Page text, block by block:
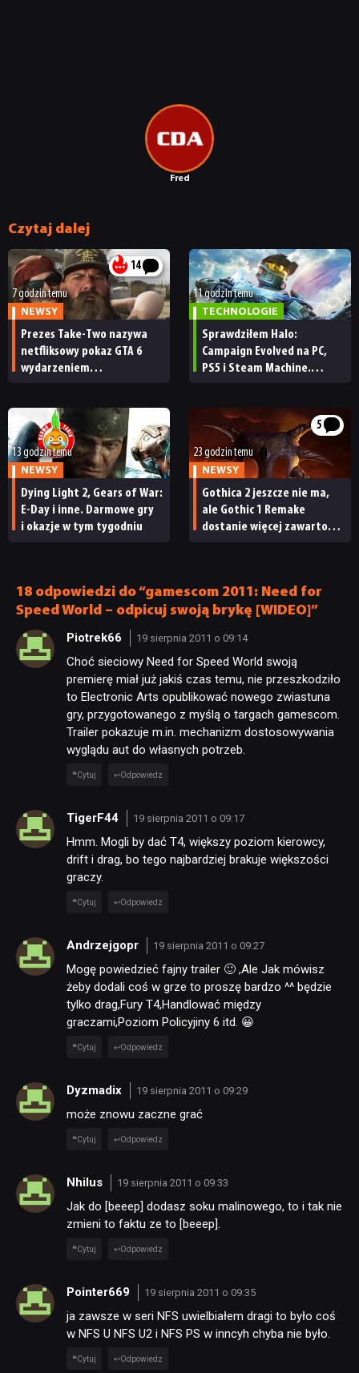
RECENZJE
KULTURA
Fred
Czytaj dalej
14
7 godzin temu
NEWSY
Prezes Take-Two nazywa
netfliksowy pokaz GTA 6
wydarzeniem
ma subskrybentów
11 godzin temu
TECHNOLOGIE
Sprawdziłem Halo:
Campaign Evolved na PC,
PS5 i Steam Machine.
[RECENZJA TECHNICZNA]
13 godzin temu
NEWSY
Dying Light 2, Gears of War:
E-Day i inne. Darmowe gry
i okazje w tym tygodniu
5
23 godzin temu
NEWSY
Gothica 2 jeszcze nie ma,
ale Gothic 1 Remake
dostanie więcej zawartości.
18 odpowiedzi do “gamescom 2011: Need for
Speed World – odpicuj swoją brykę [WIDEO]”
Piotrek66 19 sierpnia 2011 o 09:14
Choć sieciowy Need for Speed World swoją
premierę miał już jakiś czas temu, nie przeszkodziło
to Electronic Arts opublikować nowego zwiastuna
gry, przygotowanego z myślą o targach gamescom.
Trailer pokazuje m.in. mechanizm dostosowywania
wyglądu aut do własnych potrzeb.
Cytuj Odpowiedz
TigerF44 19 sierpnia 2011 o 09:17
Hmm. Mogli by dać T4, większy poziom kierowcy,
drift i drag, bo tego najbardziej brakuje większości
graczy.
Cytuj Odpowiedz
Andrzejgopr 19 sierpnia 2011 o 09:27
Mogę powiedzieć fajny trailer 🙂 ,Ale Jak mówisz
żeby dodali coś w grze to proszę bardzo ^^ będzie
tylko drag,Fury T4,Handlować między
graczami,Poziom Policyjiny 6 itd. 😀
Cytuj Odpowiedz
Dyzmadix 19 sierpnia 2011 o 09:29
może znowu zaczne grać
Cytuj Odpowiedz
Nhilus 19 sierpnia 2011 o 09:33
Jak do [beeep] dodasz soku malinowego, to i tak nie
zmieni to faktu ze to [beeep].
Cytuj Odpowiedz
Pointer669 19 sierpnia 2011 o 09:35
ja zawsze w seri NFS uwielbiałem dragi to było coś
w NFS U NFS U2 i NFS PS w inncyh chyba nie było.
Cytuj Odpowiedz